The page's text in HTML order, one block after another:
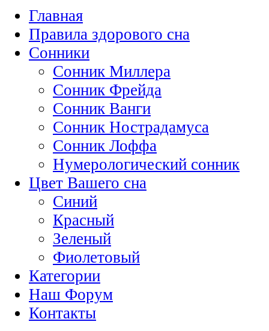
Главная
Правила здорового сна
Сонники
Сонник Миллера
Сонник Фрейда
Сонник Ванги
Сонник Нострадамуса
Сонник Лоффа
Нумерологический сонник
Цвет Вашего сна
Синий
Красный
Зеленый
Фиолетовый
Категории
Наш Форум
Контакты